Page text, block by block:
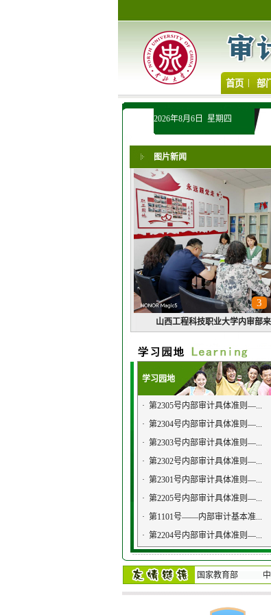
首页 部
2026年8月6日 星期四
图片新闻
1 2 3
山西工程科技职业大学内审部
学习园地
· 第2305号内部审计具体准则—...
· 第2304号内部审计具体准则—...
· 第2303号内部审计具体准则—...
· 第2302号内部审计具体准则—...
· 第2301号内部审计具体准则—...
· 第2205号内部审计具体准则—...
· 第1101号——内部审计基本准...
· 第2204号内部审计具体准则—...
国家教育部